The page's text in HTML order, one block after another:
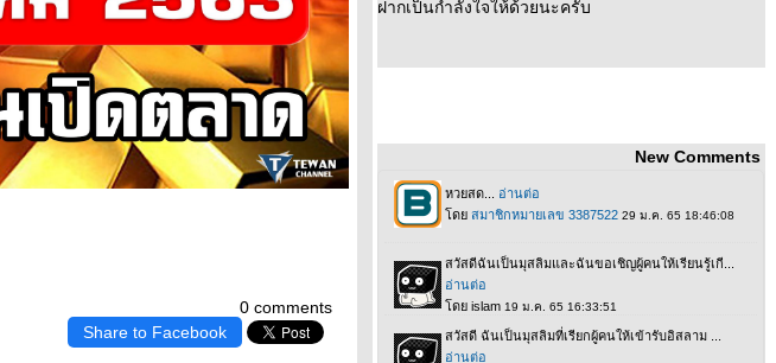
0 comments
Share to Facebook
ฝากเป็นกำลังใจให้ด้วยนะครับ
New Comments